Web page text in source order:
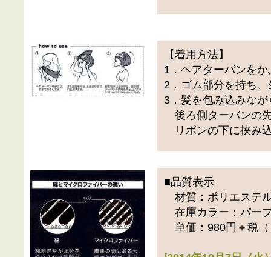
【着用方法】
1．ヘアターバンを
2．ゴム部分を持ち
3．髪を包み込みなが
後ろ側ターバンの
リボンの下に挟み
■品質表示
材質：ポリエステ
在庫カラー：パー
単価：980円＋税（